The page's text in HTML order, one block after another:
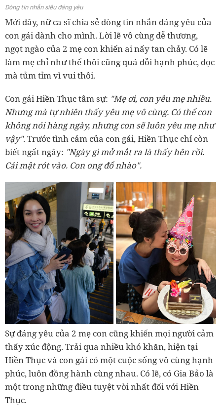
Dòng tin nhắn siêu đáng yêu
Mới đây, nữ ca sĩ chia sẻ dòng tin nhắn đáng yêu của
con gái dành cho mình. Lời lẽ vô cùng dễ thương,
ngọt ngào của 2 mẹ con khiến ai nấy tan chảy. Có lẽ
làm mẹ chỉ như thế thôi cũng quá đỗi hạnh phúc, đọc
mà tủm tỉm vì vui thôi.
Con gái Hiền Thục tâm sự: "Mẹ ơi, con yêu mẹ nhiều.
Nhưng mà tự nhiên thấy yêu mẹ vô cùng. Có thể con
không nói hàng ngày, nhưng con sẽ luôn yêu mẹ như
vậy". Trước tình cảm của con gái, Hiền Thục chỉ còn
biết ngất ngây: "Ngày gì mở mắt ra là thấy hên rồi.
Cái mật rót vào. Con ong đổ nhào".
Sự đáng yêu của 2 mẹ con cũng khiến mọi người cảm
thấy xúc động. Trải qua nhiều khó khăn, hiện tại
Hiền Thục và con gái có một cuộc sống vô cùng hạnh
phúc, luôn đồng hành cùng nhau. Có lẽ, có Gia Bảo là
một trong những điều tuyệt vời nhất đối với Hiền
Thục.